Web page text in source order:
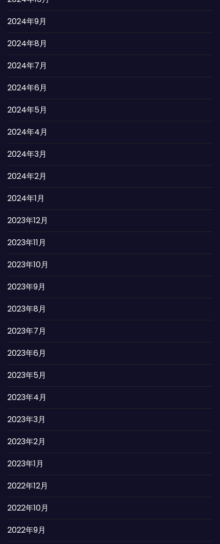
2024年9月
2024年8月
2024年7月
2024年6月
2024年5月
2024年4月
2024年3月
2024年2月
2024年1月
2023年12月
2023年11月
2023年10月
2023年9月
2023年8月
2023年7月
2023年6月
2023年5月
2023年4月
2023年3月
2023年2月
2023年1月
2022年12月
2022年10月
2022年9月